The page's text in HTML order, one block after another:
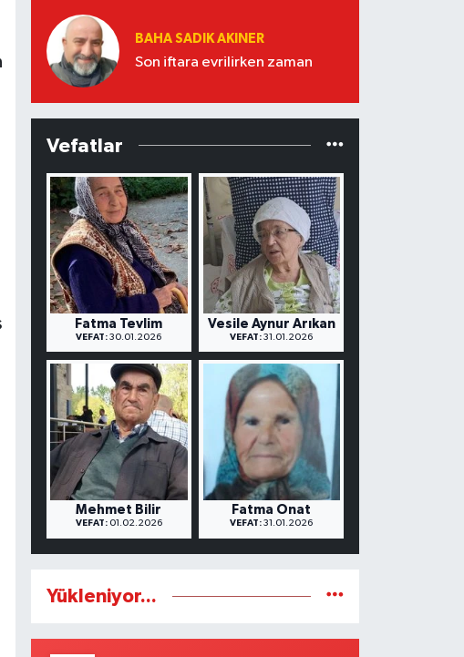
BAHA SADIK AKINER
Son iftara evrilirken zaman
Vefatlar
Fatma Tevlim
VEFAT: 30.01.2026
Vesile Aynur Arıkan
VEFAT: 31.01.2026
Mehmet Bilir
VEFAT:01.02.2026
Fatma Onat
VEFAT: 31.01.2026
Yükleniyor...